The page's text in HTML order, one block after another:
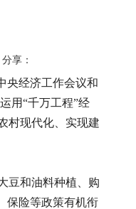
分享：
央经济工作会议和
用“千万工程”经
村现代化、实现建
豆和油料种植、购
保险等政策有机衔